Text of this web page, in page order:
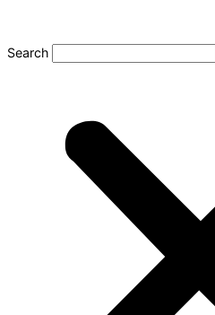
Search